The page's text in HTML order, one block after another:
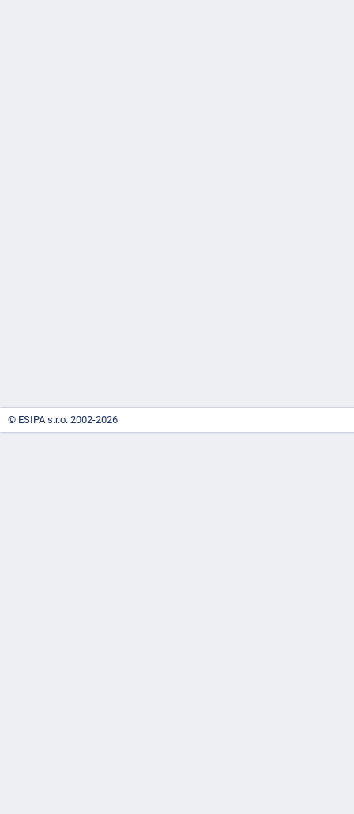
© ESIPA s.r.o. 2002-2026